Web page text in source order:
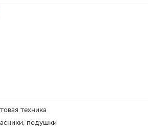
техника
подушки